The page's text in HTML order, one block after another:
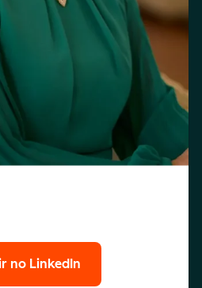
no LinkedIn